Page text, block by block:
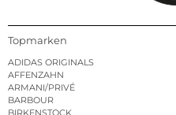
Topmarken
ADIDAS ORIGINALS
AFFENZAHN
ARMANI/PRIVÉ
BARBOUR